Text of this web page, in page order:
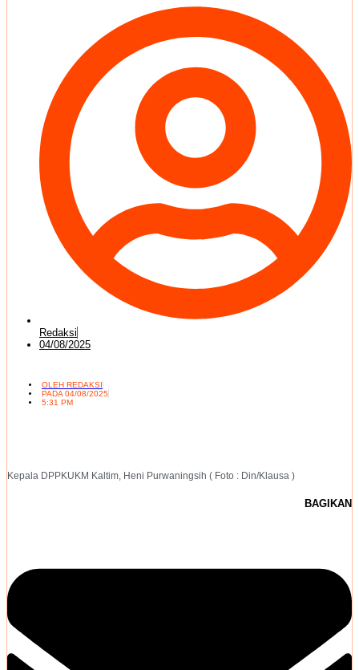
Redaksi
04/08/2025
OLEH REDAKSI
PADA04/08/2025
5:31 PM
Kepala DPPKUKM Kaltim, Heni Purwaningsih ( Foto : Din/Klausa )
BAGIKAN